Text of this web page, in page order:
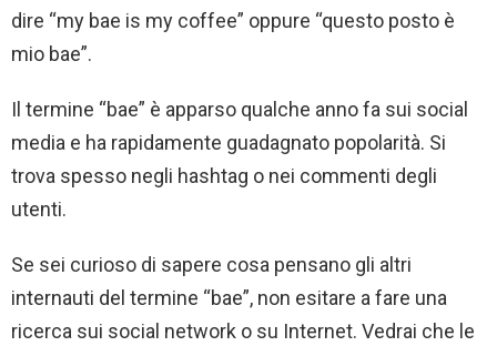
dire “my bae is my coffee” oppure “questo posto è
mio bae”.
Il termine “bae” è apparso qualche anno fa sui social
media e ha rapidamente guadagnato popolarità. Si
trova spesso negli hashtag o nei commenti degli
utenti.
Se sei curioso di sapere cosa pensano gli altri
internauti del termine “bae”, non esitare a fare una
ricerca sui social network o su Internet. Vedrai che le